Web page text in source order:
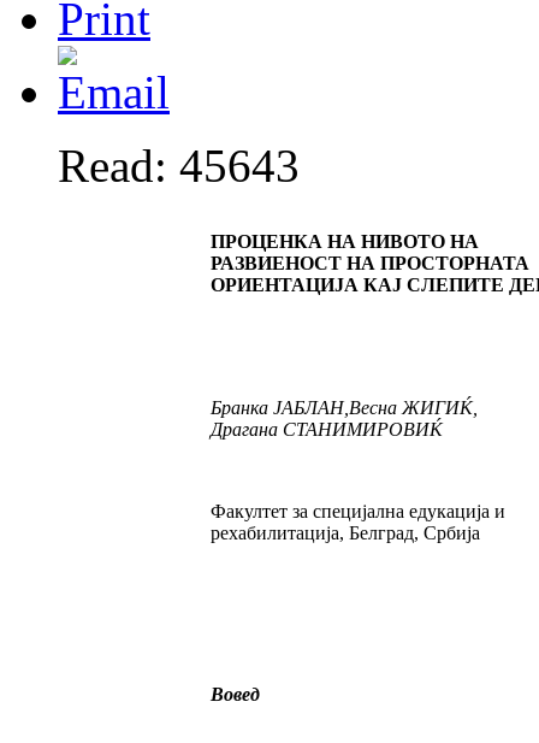
Read: 45643
ПРОЦЕНКА НА НИВОТО НА
РАЗВИЕНОСТ НА ПРОСТОРНАТА
ОРИЕНТАЦИЈА КАЈ СЛЕПИТЕ
Бранка ЈАБЛАН, ВеснаЖИГИЌ,
Драгана СТАНИМИРОВИЌ
Факултет за специјална едукација и
рехабилитација, Белград, Србија
Вовед